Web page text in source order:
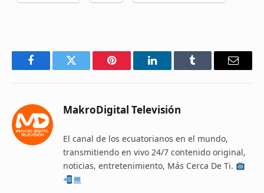
FacebookTwitter Pinterest LinkedInTumblr Email
MakroDigital Televisión
El canal de los ecuatorianos en el mundo,
transmitiendo en vivo 24/7 contenido original,
noticias, entretenimiento, Más Cerca De Ti.